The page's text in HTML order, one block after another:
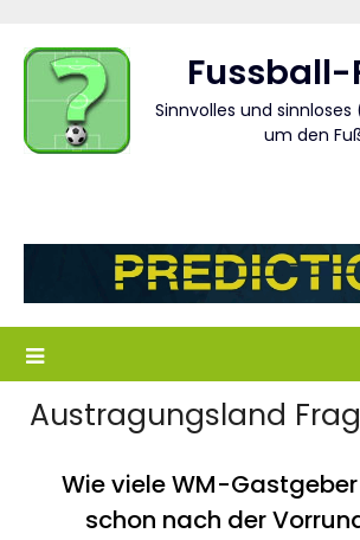
content
Fussball-
Sinnvolles und
um den
Austragungsland
Wie viele WM-
schon nach der